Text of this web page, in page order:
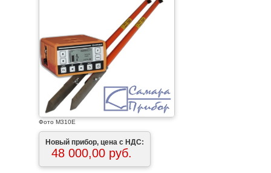
Фото М310Е
Новый прибор, цена с НДС:
48 000,00 руб.